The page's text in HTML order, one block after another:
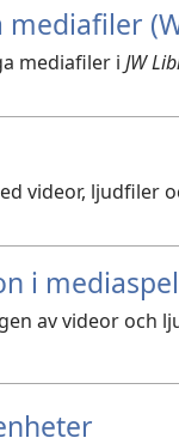
mediafiler i JW
videor, ljudfiler
i
av videor och